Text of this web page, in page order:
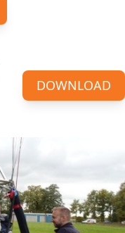
DOWNLOAD